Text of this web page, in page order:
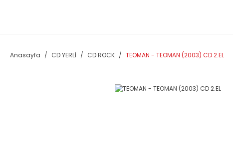
Anasayfa CD YERLİ CD ROCK TEOMAN - TEOMAN (2003) CD 2.EL